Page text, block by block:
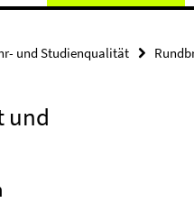
und Studienqualität
und